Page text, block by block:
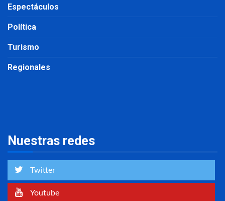
Espectáculos
Política
Turismo
Regionales
Nuestras redes
Twitter
Youtube